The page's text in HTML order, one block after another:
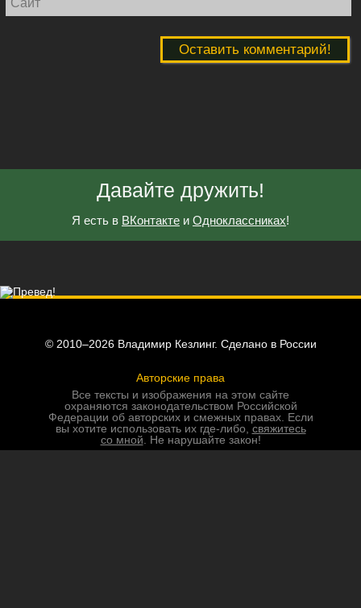
Давайте дружить!
Я есть в ВКонтакте и Одноклассниках!
© 2010–2026 Владимир Кезлинг. Сделано в России
Авторские права
Все тексты и изображения на этом сайте
охраняются законодательством Российской
Федерации об авторских и смежных правах. Если
вы хотите использовать их где-либо, свяжитесь
со мной. Не нарушайте закон!